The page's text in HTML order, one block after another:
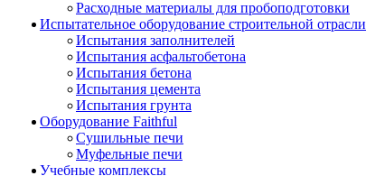
Расходные материалы для пробоподготовки
Испытательное оборудование строительной отрасли
Испытания заполнителей
Испытания асфальтобетона
Испытания бетона
Испытания цемента
Испытания грунта
Оборудование Faithful
Сушильные печи
Муфельные печи
Учебные комплексы